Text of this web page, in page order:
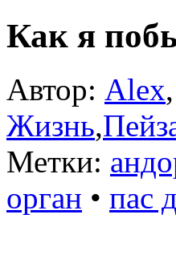
Как я
Автор: Alex
Жизнь,
Метки:
орган • пас